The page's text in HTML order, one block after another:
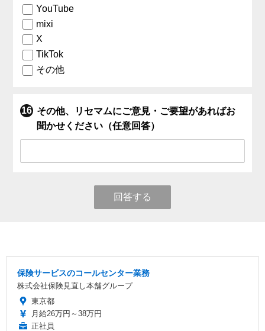
YouTube
mixi
X
TikTok
その他
その他、リセマムにご意見・ご要望があればお
聞かせください（任意回答）
回答する
保険サービスのコールセンター業務
株式会社保険見直し本舗グループ
東京都
月給26万円～38万円
正社員